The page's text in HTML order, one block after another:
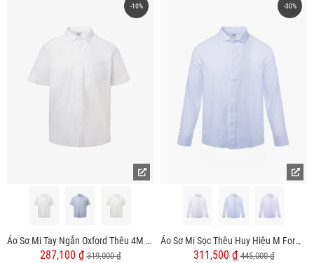
-10%
Áo Sơ Mi Tay Ngắn Oxford Thêu 4M Ở Túi Form Regular SM191
287,100 ₫319,000 ₫
-30%
Áo Sơ Mi Sọc Thêu Huy Hiệu M Form Tailored SM180
311,500 ₫445,000 ₫